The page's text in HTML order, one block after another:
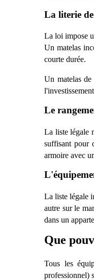
La literie
La loi impose
Un matelas
courte durée.
Un matelas
Le
La liste légale
suffisant pour
armoire avec
La liste légale
autre sur le
dans un
Que
Tous les
professionnel)